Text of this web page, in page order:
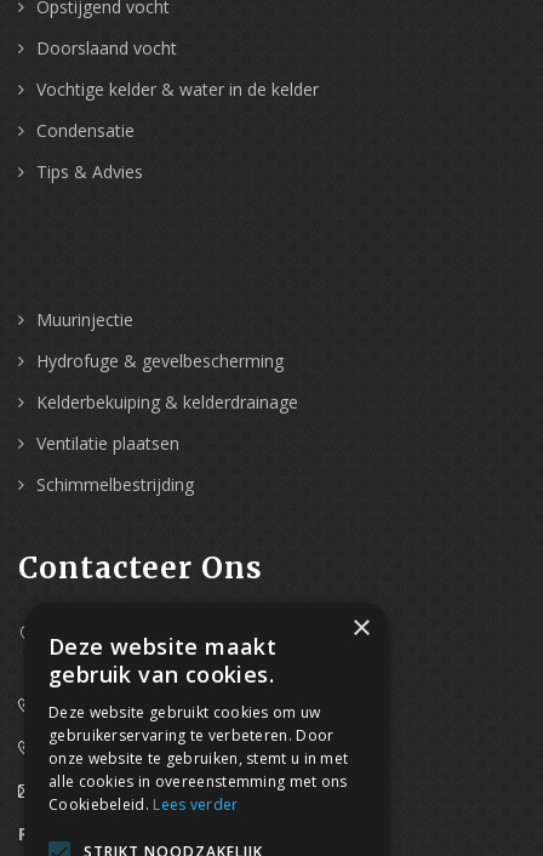
Opstijgend vocht
Doorslaand vocht
Vochtige kelder & water in de kelder
Condensatie
Tips & Advies
Muurinjectie
Hydrofuge & gevelbescherming
Kelderbekuiping & kelderdrainage
Ventilatie plaatsen
Schimmelbestrijding
Contacteer Ons
Westpoort 37B,
2070 Zwijndrecht
0800/61 667 (24/7 bereikbaar)
03/369.60.29
info@waterdicht-vochtbestrijding.be
Regionaal contact
×
Deze website maakt
gebruik van cookies.
Deze website gebruikt cookies om uw
gebruikerservaring te verbeteren. Door
onze website te gebruiken, stemt u in met
alle cookies in overeenstemming met ons
Cookiebeleid. Lees verder
STRIKT NOODZAKELIJK